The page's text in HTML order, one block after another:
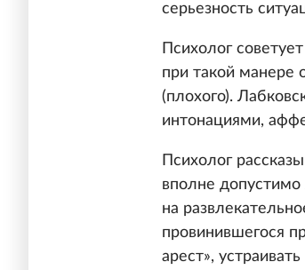
серьезность
Психолог
при такой манере
(плохого).
интонациями,
Психолог
вполне
на
провинившегося
арест»,